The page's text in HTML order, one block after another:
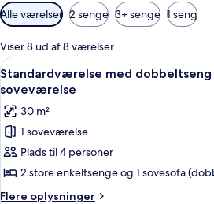
Tilgængelige
filtre
for
værelser
Alle værelser 2 senge 3+ senge 1 seng
Viser 8 ud af 8 værelser
Indlæs
alle
billeder
af
Standardværelse
med
dobbeltseng
eller
4
Standardværelse med dobbeltseng
soveværelse
30 m²
1 soveværelse
Plads til 4 personer
2 store enkeltsenge og 1 sovesofa
Flere oplysninger
Flere